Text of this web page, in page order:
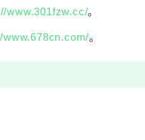
www.301fzw.cc/。
www.678cn.com/。